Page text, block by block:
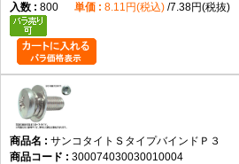
800
8.11円(税込) 7.38円(税抜)
サンコタイトＳタイプバインドＰ３
300074030030010004